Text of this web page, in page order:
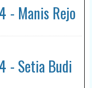
- Manis Rejo
- Setia Budi